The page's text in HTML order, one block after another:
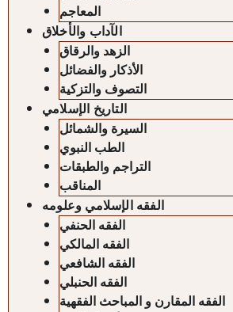
المعاجم
الآداب والأخلاق
الزهد والرقاق
الأذكار والفضائل
التصوف والتزكية
التاريخ الإسلامي
السيرة والشمائل
الطب النبوي
التراجم والطبقات
المناقب
الفقه الإسلامي وعلومه
الفقه الحنفي
الفقه المالكي
الفقه الشافعي
الفقه الحنبلي
الفقه المقارن و المباحث الفقهية